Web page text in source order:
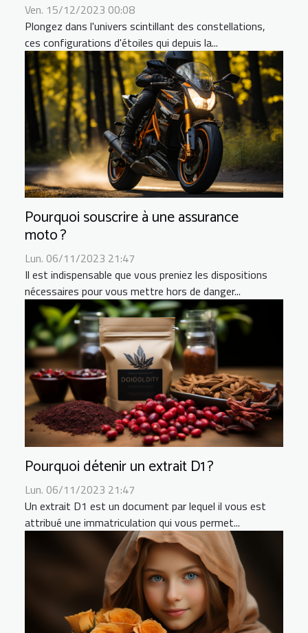
Ven. 15/12/2023 00:08
Plongez dans l'univers scintillant des constellations,
ces configurations d'étoiles qui depuis la...
Pourquoi souscrire à une assurance
moto ?
Lun. 06/11/2023 21:47
Il est indispensable que vous preniez les dispositions
nécessaires pour vous mettre hors de danger...
Pourquoi détenir un extrait D1 ?
Lun. 06/11/2023 21:47
Un extrait D1 est un document par lequel il vous est
attribué une immatriculation qui vous permet...